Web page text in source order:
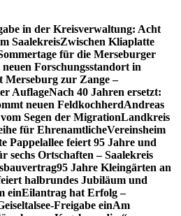
in der Kreisverwaltung: Acht
SaalekreisZwischen Kliaplatte
für die Merseburger
Forschungsstandort in
Merseburg zur Zange –
AuflageNach 40 Jahren ersetzt:
neuen FeldkochherdAndreas
Segen der MigrationLandkreis
für EhrenamtlicheVereinsheim
Pappelallee feiert 95 Jahre und
sechs Ortschaften – Saalekreis
95 Jahre Kleingärten an
halbrundes Jubiläum und
einEilantrag hat Erfolg –
Freigabe einAm